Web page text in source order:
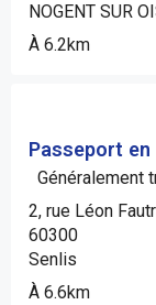
NOGENT SUR
À 6.2km
Passeport
Généralement
2, rue Léon
60300
Senlis
À 6.6km